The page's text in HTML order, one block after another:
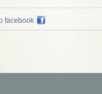
facebook